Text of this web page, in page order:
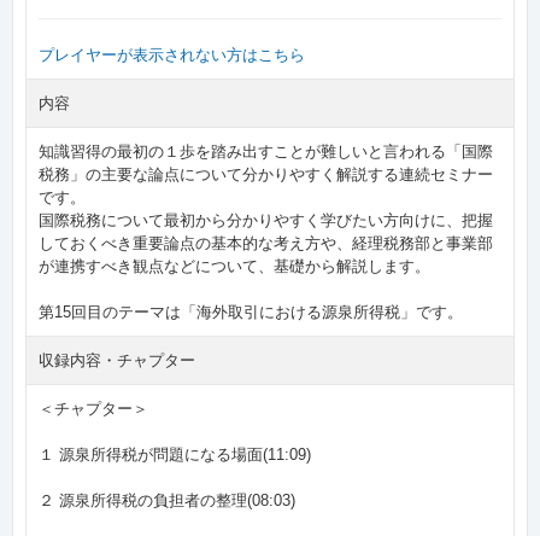
プレイヤーが表示されない方はこちら
内容
知識習得の最初の１歩を踏み出すことが難しいと言われる「国際
税務」の主要な論点について分かりやすく解説する連続セミナー
です。
国際税務について最初から分かりやすく学びたい方向けに、把握
しておくべき重要論点の基本的な考え方や、経理税務部と事業部
が連携すべき観点などについて、基礎から解説します。
第15回目のテーマは「海外取引における源泉所得税」です。
収録内容・チャプター
＜チャプター＞
１ 源泉所得税が問題になる場面(11:09)
２ 源泉所得税の負担者の整理(08:03)